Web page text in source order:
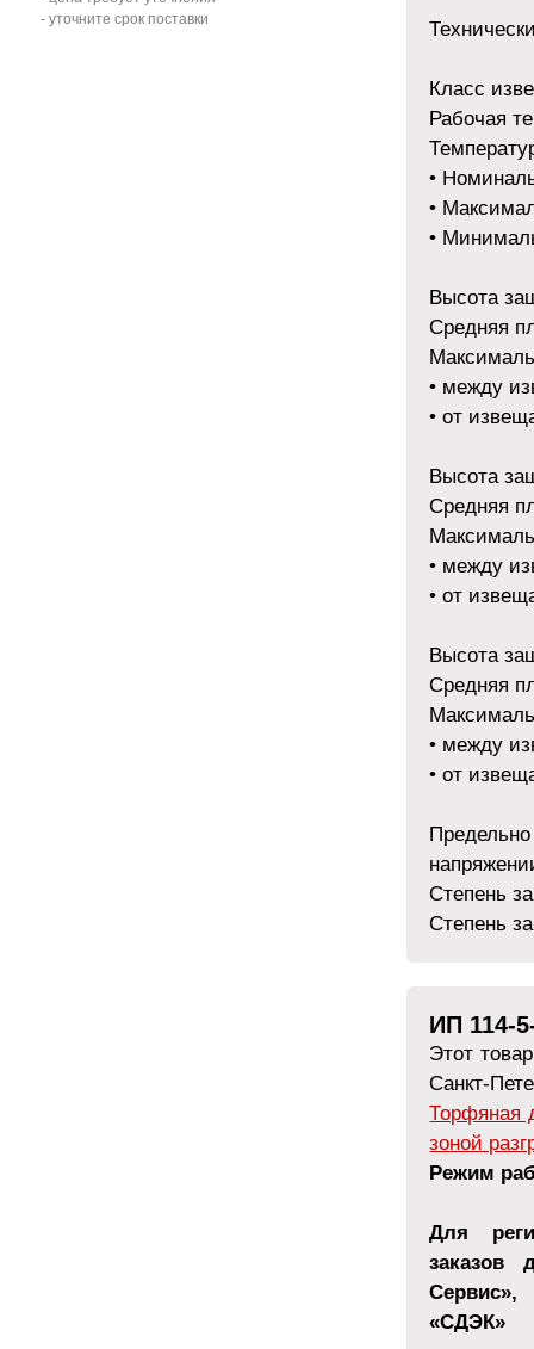
- уточните срок поставки
Класс
Рабочая
•
•
•
Высота
Средняя
• между
• от
Высота
Средняя
• между
• от
Высота
Средняя
• между
• от
Степень
Степень
ИП 114-
Этот
Санкт-
Торфяная
зоной
Режим
Для
заказов
«СДЭК»